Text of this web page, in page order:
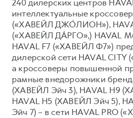
240 дилерских центров
интеллектуальные
(«ХАВЕЙЛ ДЖО́ЛИОН»),
(«ХАВЕЙЛ ДА́РГО»,) HAVAL
HAVAL F7 («ХАВЕЙЛ Ф7»)
дилерской сети HAVAL
а кроссоверы повышенной
рамные внедорожники
(ХАВЕЙЛ Эйч 3), HAVAL H9
HAVAL H5 (ХАВЕЙЛ Эйч 5),
Эйч 7) – в сети HAVAL PRO